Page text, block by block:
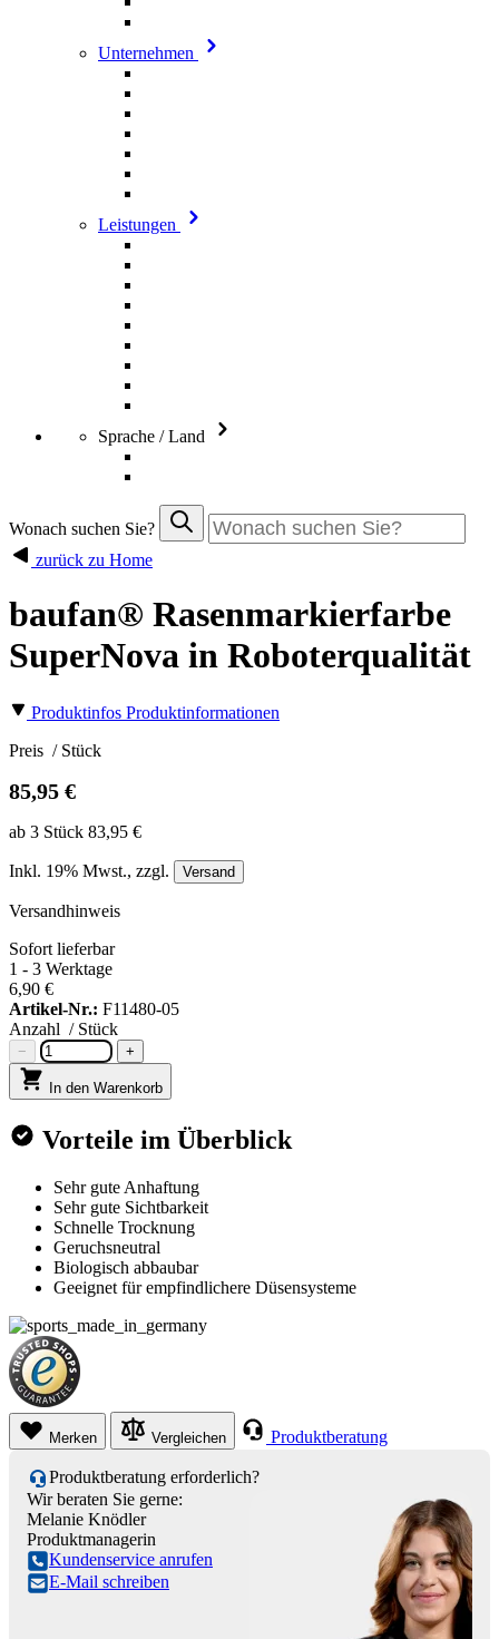
Unternehmen
Leistungen
Sprache / Land
Wonach suchen Sie?
zurück zu Home
baufan® Rasenmarkierfarbe
SuperNova in Roboterqualität
Produktinfos Produktinformationen
Preis / Stück
85,95 €
ab 3 Stück 83,95 €
Inkl. 19% Mwst., zzgl. Versand
Versandhinweis
Sofort lieferbar
1 - 3 Werktage
6,90 €
Artikel-Nr.: F11480-05
Anzahl / Stück
− +
In den Warenkorb
Vorteile im Überblick
Sehr gute Anhaftung
Sehr gute Sichtbarkeit
Schnelle Trocknung
Geruchsneutral
Biologisch abbaubar
Geeignet für empfindlichere Düsensysteme
Merken Vergleichen Produktberatung
Produktberatung erforderlich?
Wir beraten Sie gerne:
Melanie Knödler
Produktmanagerin
Kundenservice anrufen
E-Mail schreiben